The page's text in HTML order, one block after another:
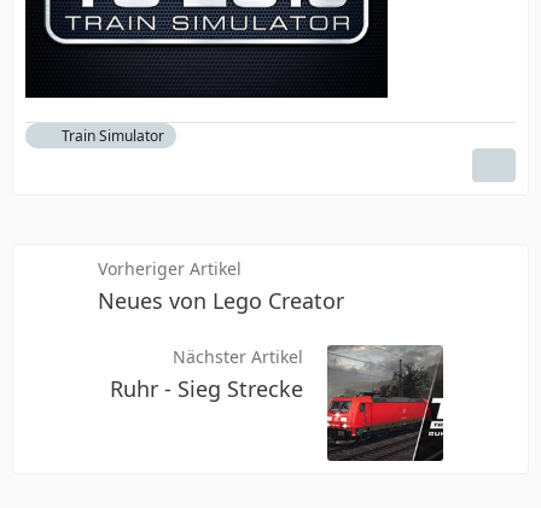
Train Simulator
Vorheriger Artikel
Neues von Lego Creator
Nächster Artikel
Ruhr - Sieg Strecke